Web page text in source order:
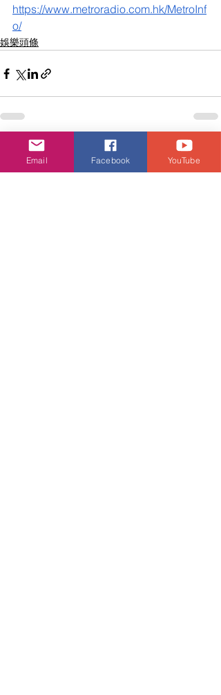
https://www.metroradio.com.hk/MetroInf
o/
娛樂頭條
相關文章 查看全部
Email Facebook YouTube